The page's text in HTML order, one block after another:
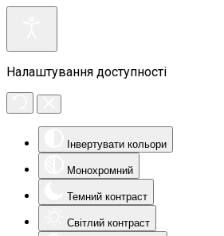
Налаштування доступності
Інвертувати кольори
Монохромний
Темний контраст
Світлий контраст